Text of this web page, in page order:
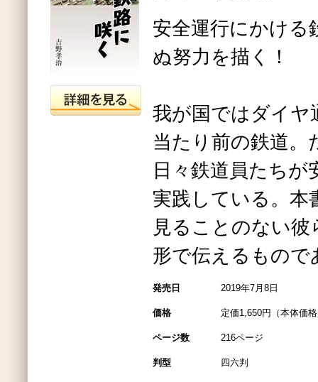
安全運行にかける
ぬ努力を描く！
我が国ではダイヤ
当たり前の鉄道。
日々鉄道員たちが
実践している。本
見ることのない
形で伝えるもので
発売日 2019年7月8日
価格 定価1,650円（本体価
ページ数 216ページ
判型 四六判